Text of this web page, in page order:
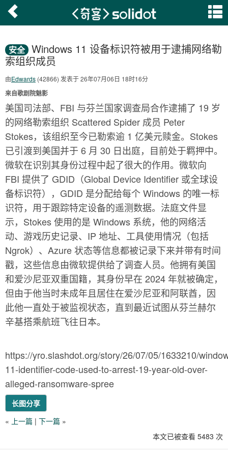
安全 Windows 11 设备标识符被用于逮捕网络勒
索组织成员
由Edwards (42866) 发表于 26年07月06日 18时16分
来自歌剧院魅影
美国司法部、FBI 与芬兰国家调查局合作逮捕了 19 岁
的网络勒索组织 Scattered Spider 成员 Peter
Stokes，该组织至今已勒索逾 1 亿美元赎金。Stokes
已引渡到美国并于 6 月 30 日出庭，目前处于羁押中。
微软在识别其身份过程中起了很大的作用。微软向
FBI 提供了 GDID（Global Device Identifier 或全球设
备标识符），GDID 是分配给每个 Windows 的唯一标
识符，用于跟踪特定设备的遥测数据。法庭文件显
示，Stokes 使用的是 Windows 系统，他的网络活
动、游戏历史记录、IP 地址、工具使用情况（包括
Ngrok）、Azure 状态等信息都被记录下来并带有时间
戳，这些信息由微软提供给了调查人员。他拥有美国
和爱沙尼亚双重国籍，其身份早在 2024 年就被确定，
但由于他当时未成年且居住在爱沙尼亚和阿联酋，因
此他一直处于被监视状态，直到最近试图从芬兰赫尔
辛基搭乘航班飞往日本。
https://yro.slashdot.org/story/26/07/05/1633210/
11-identifier-code-used-to-arrest-19-year-old-over-
alleged-ransomware-spree
长图分享
« 上一篇 | 下一篇 »
本文已被查看 5483 次